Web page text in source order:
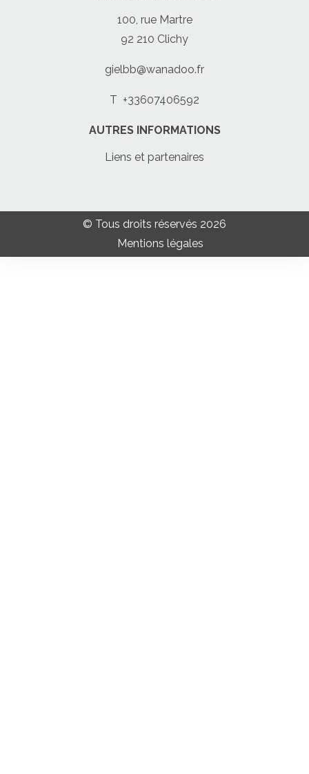
100, rue Martre
92 210 Clichy
gielbb@wanadoo.fr
T +33607406592
AUTRES INFORMATIONS
Liens et partenaires
© Tous droits réservés 2026
Mentions légales